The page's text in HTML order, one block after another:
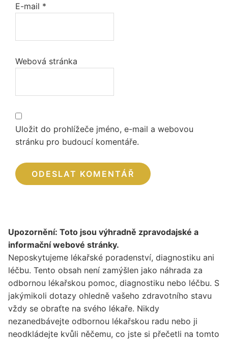
E-mail *
Webová stránka
Uložit do prohlížeče jméno, e-mail a webovou
stránku pro budoucí komentáře.
Upozornění: Toto jsou výhradně zpravodajské a
informační webové stránky.
Neposkytujeme lékařské poradenství, diagnostiku ani
léčbu. Tento obsah není zamýšlen jako náhrada za
odbornou lékařskou pomoc, diagnostiku nebo léčbu. S
jakýmikoli dotazy ohledně vašeho zdravotního stavu
vždy se obraťte na svého lékaře. Nikdy
nezanedbávejte odbornou lékařskou radu nebo ji
neodkládejte kvůli něčemu, co jste si přečetli na tomto